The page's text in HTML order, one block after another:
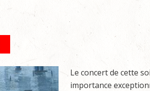
Le concert de cette
importance